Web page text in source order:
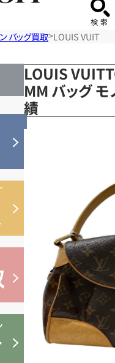
バッグ買取 LOUIS
LOUIS
MM バッグ
績